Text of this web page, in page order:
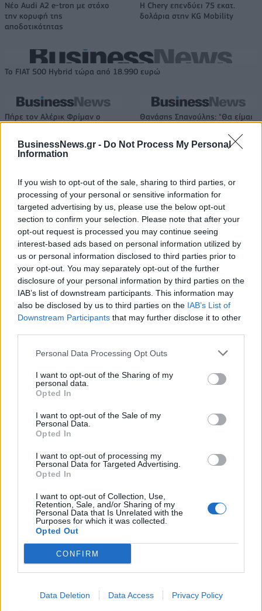
BusinessNews.gr - Do Not Process My Personal
Information
If you wish to opt-out of the sale, sharing to third parties, or
processing of your personal or sensitive information for
targeted advertising by us, please use the below opt-out
section to confirm your selection. Please note that after your
opt-out request is processed you may continue seeing
interest-based ads based on personal information utilized by
us or personal information disclosed to third parties prior to
your opt-out. You may separately opt-out of the further
disclosure of your personal information by third parties on the
IAB’s list of downstream participants. This information may
also be disclosed by us to third parties on the IAB’s List of
Downstream Participants that may further disclose it to other
Personal Data Processing Opt Outs
I want to opt-out of the Sharing of my
personal data.
Opted In
I want to opt-out of the Sale of my
Personal Data.
Opted In
I want to opt-out of processing my
Personal Data for Targeted Advertising.
Opted In
I want to opt-out of Collection, Use,
Retention, Sale, and/or Sharing of my
Personal Data that Is Unrelated with the
Purposes for which it was collected.
Opted Out
CONFIRM
Data Deletion Data Access Privacy Policy
Νέο Audi A2 e-tron με στόχο
την κορυφή της
αποδοτικότητας
Η Chery επενδύει 75 εκατ.
δολάρια στην KG Mobility
Το FIAT 500 Hybrid τώρα από 18.990 ευρώ
Πήρε τον Αλέρικ Φρίμαν ο
Θανάσης Σπανούλης: "Θα είμαι
εκατ. ευρώ τα EBITDA
Viohalco: Αυξημένος κατά 14%
ο τζίρος στο α' εξάμηνο, στα 4,3
δισ. ευρώ – Στα 446 εκατ. ευρώ
τα EBITDA
ΥΠΕΘΟΟ: Νέες επενδύσεις 1
δισ. ευρώ ως το 2028 για την
Η συμφωνία Arval-Athlon αναδιαμορφώνει την αγορά leasing
αναδιάρθρωσης
ΟΤΕ στη διεθνή σειρά δεικτών
Alpha Bank: Για πρώτη φορά το Αρχαίο Θέατρο Επιδαύρου άνοιξε τις
πύλες του σε όλους
βιωσιμότητα σε καθημερινή πράξη
ΠΕΡΙΣΣΌΤΕΡΑ ΣΕ ΑΥΤΉ ΤΗΝ ΚΑΤΗΓΟΡΊΑ